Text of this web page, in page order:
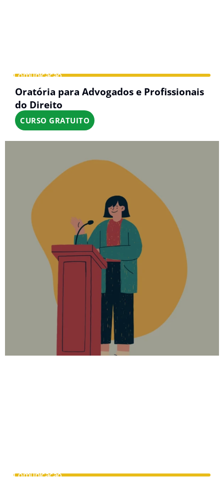
Comunicação
Oratória para Advogados e Profissionais
do Direito
CURSO GRATUITO
Comunicação